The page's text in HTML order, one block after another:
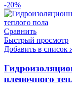
-20%
Сравнить
Быстрый просмотр
Добавить в список
пленочного